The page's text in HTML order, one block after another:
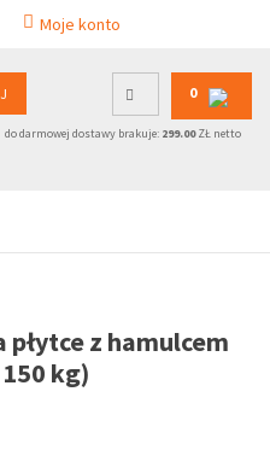
Moje konto
0
do darmowej dostawy brakuje: 299.00ZŁ netto
płytce z hamulcem
kg)